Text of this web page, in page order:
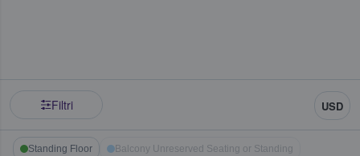
Filtri USD
Standing Floor Balcony Unreserved Seating or Standing